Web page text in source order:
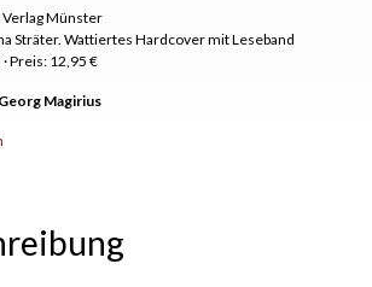
Münster
Sträter. Wattiertes Hardcover mit Leseband
·Preis: 12,95 €
Magirius